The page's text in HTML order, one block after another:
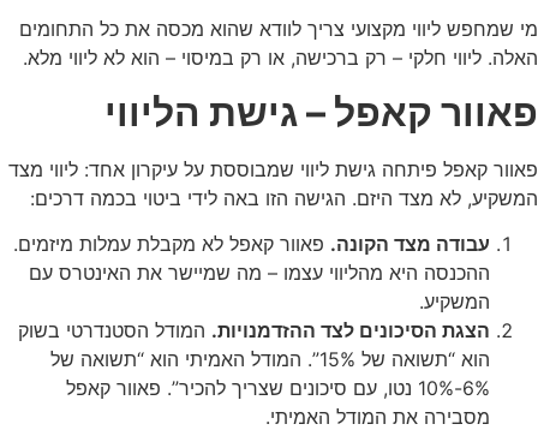
מי שמחפש ליווי מקצועי צריך לוודא שהוא מכסה את כל התחומים
האלה. ליווי חלקי – רק ברכישה, או רק במיסוי – הוא לא ליווי מלא.
פאוור קאפל – גישת הליווי
פאוור קאפל פיתחה גישת ליווי שמבוססת על עיקרון אחד: ליווי מצד
המשקיע, לא מצד היזם. הגישה הזו באה לידי ביטוי בכמה דרכים:
עבודה מצד הקונה. פאוור קאפל לא מקבלת עמלות מיזמים.
ההכנסה היא מהליווי עצמו – מה שמיישר את האינטרס עם
המשקיע.
הצגת הסיכונים לצד ההזדמנויות. המודל הסטנדרטי בשוק
הוא “תשואה של 15%”. המודל האמיתי הוא “תשואה של
6%-10% נטו, עם סיכונים שצריך להכיר”. פאוור קאפל
מסבירה את המודל האמיתי.